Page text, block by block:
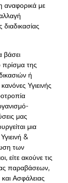
αναφορικά με
βάσει
πρίσμα της
ή
Υγιεινής
μας
μια
&
των
είτε ακούνε τις
παραβάσεων,
Ασφάλειας